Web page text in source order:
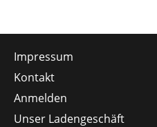
Impressum
Kontakt
Anmelden
Unser Ladengeschäft